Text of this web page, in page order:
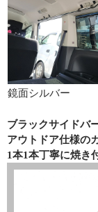
鏡面シルバー
ブラックサイドバ
アウトドア仕様の
1本1本丁寧に焼き